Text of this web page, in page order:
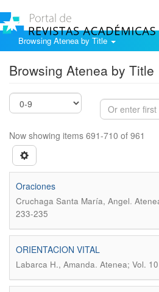
Browsing Atenea by Title
Browsing Atenea by Title
Now showing items 691-710 of 961
Oraciones
Cruchaga Santa María, Angel.
233-235
ORIENTACION VITAL
Labarca H., Amanda. Atenea; Vol.